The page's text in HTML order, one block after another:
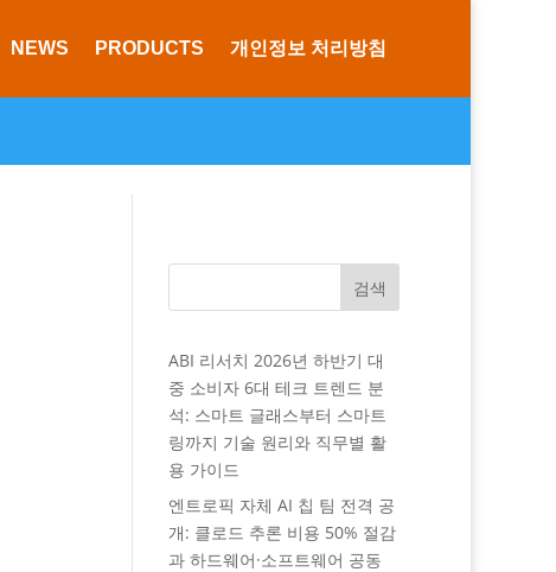
NEWS PRODUCTS 개인정보 처리방침
검색
ABI 리서치 2026년 하반기 대
중 소비자 6대 테크 트렌드 분
석: 스마트 글래스부터 스마트
링까지 기술 원리와 직무별 활
용 가이드
엔트로픽 자체 AI 칩 팀 전격 공
개: 클로드 추론 비용 50% 절감
과 하드웨어·소프트웨어 공동